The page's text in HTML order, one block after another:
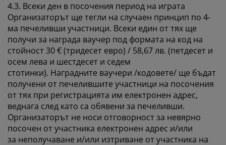
4.3. Всеки ден в посочения период на играта
Организаторът ще тегли на случаен принцип по 4-
ма печеливши участници. Всеки един от тях ще
получи за награда ваучер под формата на код на
стойност 30€ (тридесет евро) / 58,67лв. (петдесет и
осем лева и шестдесет и седем
стотинки). Наградните ваучери /кодовете/ ще бъдат
получени от печелившите участници на посочения
от тях при регистрацията им електронен адрес,
веднага след като са обявени за печеливши.
Организаторът не носи отговорност за невярно
посочен от участника електронен адрес и/или
за неполучаване и/или изтриване от участника на